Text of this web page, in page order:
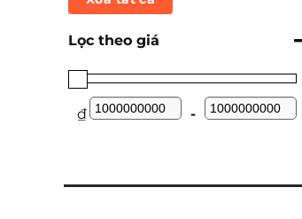
Lọc theo giá
₫
Minimum Price
-
Maximum Price